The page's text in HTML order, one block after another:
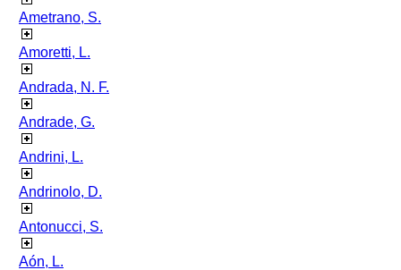
Ametrano, S.
Amoretti, L.
Andrada, N. F.
Andrade, G.
Andrini, L.
Andrinolo, D.
Antonucci, S.
Aón, L.